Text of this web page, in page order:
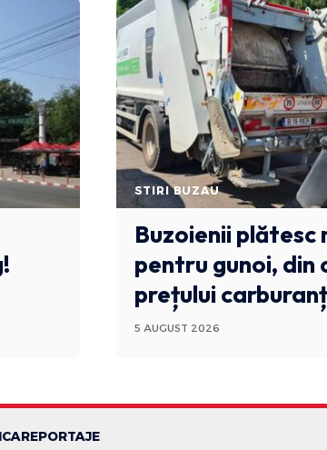
STIRI BUZAU
Buzoienii plătesc
pentru gunoi, din
prețului
5 AUGUST 2026
REPORTAJE